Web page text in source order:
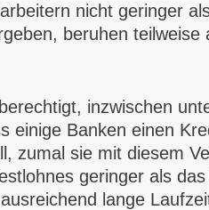
nicht geringer
beruhen
inzwischen
einige Banken einen
zumal sie mit diesem
geringer als
lange